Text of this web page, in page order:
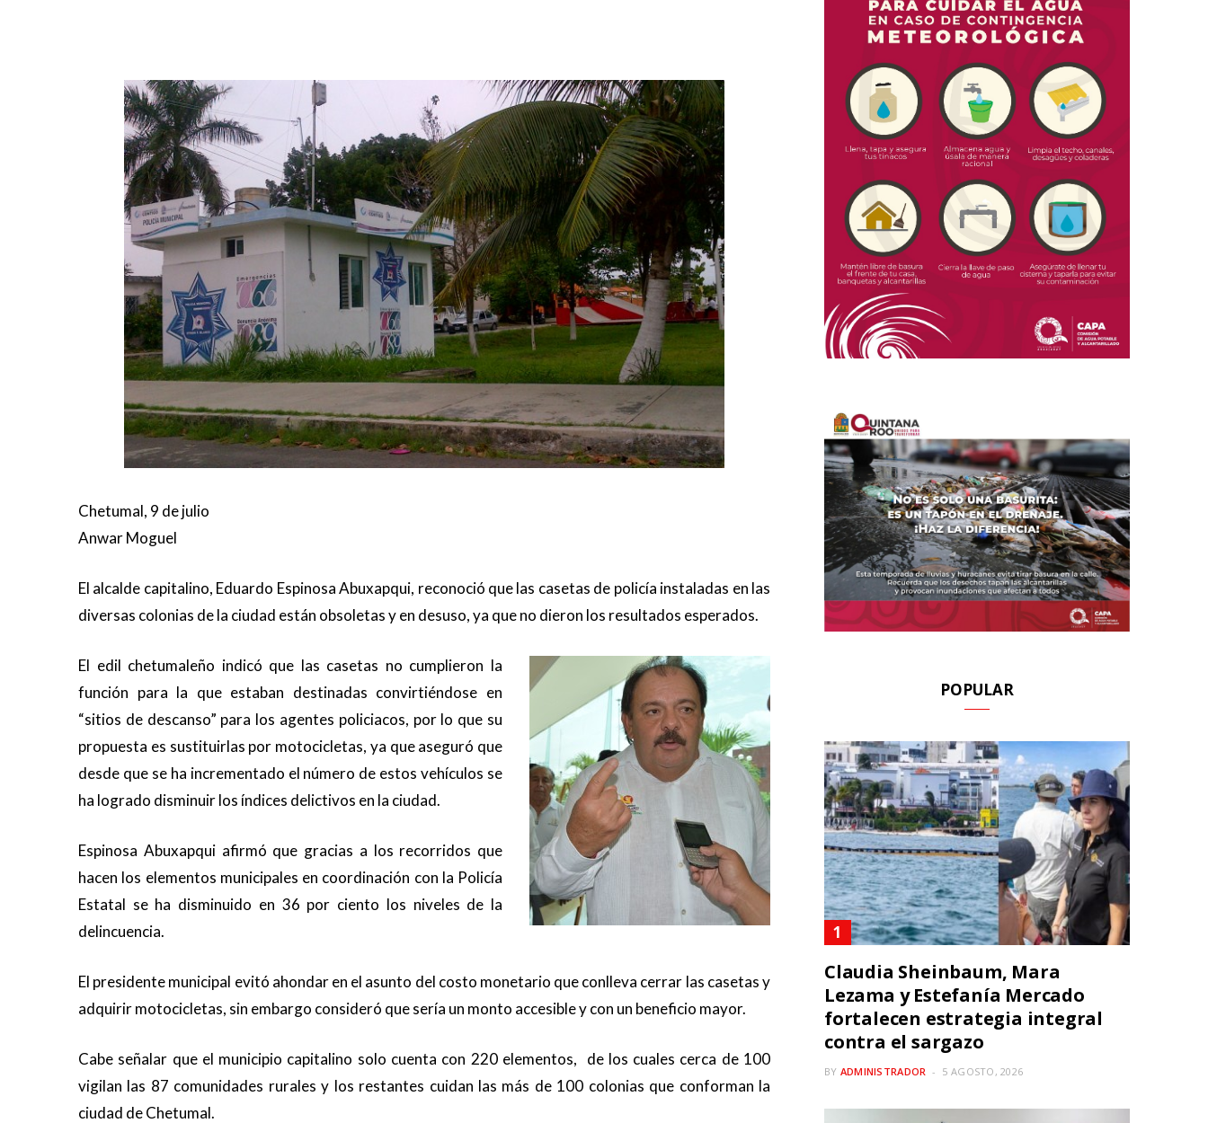
Chetumal, 9 de julio
Anwar Moguel
El alcalde capitalino, Eduardo Espinosa Abuxapqui, reconoció que las casetas de policía instaladas en las
diversas colonias de la ciudad están obsoletas y en desuso, ya que no dieron los resultados esperados.
El edil chetumaleño indicó que las casetas no cumplieron la
función para la que estaban destinadas convirtiéndose en
“sitios de descanso” para los agentes policiacos, por lo que su
propuesta es sustituirlas por motocicletas, ya que aseguró que
desde que se ha incrementado el número de estos vehículos se
ha logrado disminuir los índices delictivos en la ciudad.
Espinosa Abuxapqui afirmó que gracias a los recorridos que
hacen los elementos municipales en coordinación con la Policía
Estatal se ha disminuido en 36 por ciento los niveles de la
delincuencia.
El presidente municipal evitó ahondar en el asunto del costo monetario que conlleva cerrar las casetas y
adquirir motocicletas, sin embargo consideró que sería un monto accesible y con un beneficio mayor.
Cabe señalar que el municipio capitalino solo cuenta con 220 elementos, de los cuales cerca de 100
vigilan las 87 comunidades rurales y los restantes cuidan las más de 100 colonias que conforman la
ciudad de Chetumal.
POPULAR
Claudia Sheinbaum, Mara
Lezama y Estefanía Mercado
fortalecen estrategia integral
contra el sargazo
BY ADMINISTRADOR 5 AGOSTO, 2026